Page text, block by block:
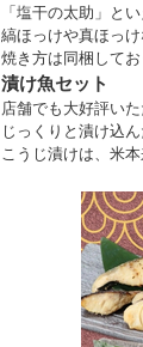
「塩干の太助」と
縞ほっけや真ほっ
焼き方は同梱して
漬け魚セット
店舗でも大好評い
じっくりと漬け込
こうじ漬けは、米